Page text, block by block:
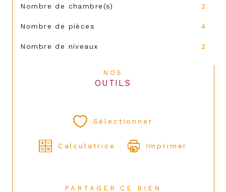
Nombre de chambre(s) 2
Nombre de pièces 4
Nombre de niveaux 2
NOS
OUTILS
Sélectionner
Calculatrice Imprimer
PARTAGER CE BIEN